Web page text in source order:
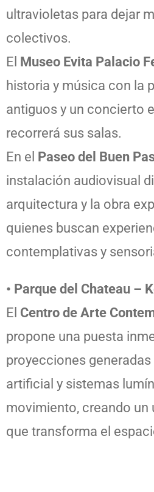
ultravioletas para dejar
colectivos.
El Museo Evita Palacio
historia y música con la
antiguos y un concierto
recorrerá sus salas.
En el Paseo del Buen
instalación audiovisual
arquitectura y la obra
quienes buscan
contemplativas y
• Parque del Chateau –
El Centro de Arte
propone una puesta
proyecciones
artificial y sistemas
movimiento, creando un
que transforma el